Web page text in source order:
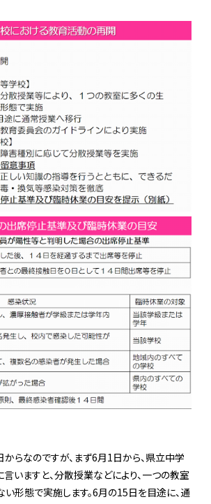
らなのですが、まず6月1日から、県立中学
いますと、分散授業などにより、一つの教室
形態で実施します。6月の15日を目途に、通